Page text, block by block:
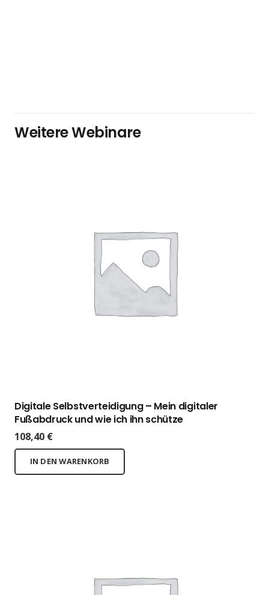
Weitere Webinare
Digitale Selbstverteidigung – Mein digitaler
Fußabdruck und wie ich ihn schütze
108,40 €
IN DEN WARENKORB